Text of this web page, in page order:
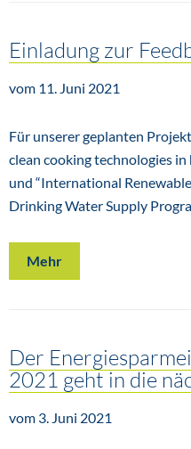
Einladung zur
vom 11. Juni 2021
Für unserer geplanten
clean cooking technologies
und “International
Drinking Water Supply
Mehr
Der
2021 geht in die
vom 3. Juni 2021